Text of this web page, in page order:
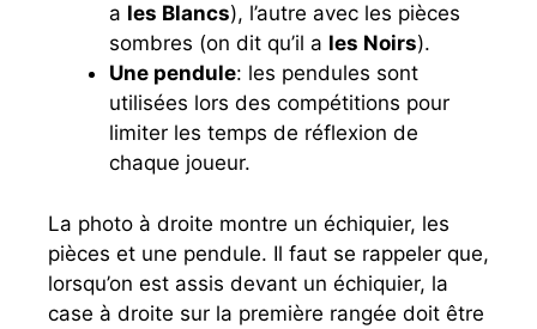
a les Blancs), l’autre avec les pièces
sombres (on dit qu’il a les Noirs).
Une pendule: les pendules sont
utilisées lors des compétitions pour
limiter les temps de réflexion de
chaque joueur.
La photo à droite montre un échiquier, les
pièces et une pendule. Il faut se rappeler que,
lorsqu’on est assis devant un échiquier, la
case à droite sur la première rangée doit être